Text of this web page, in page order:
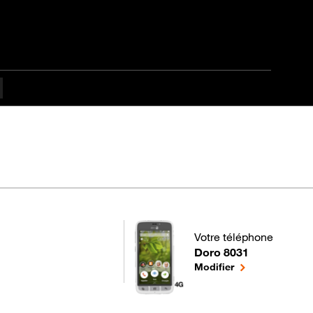
Votre téléphone
Doro 8031
pour votre Doro 8031 ou
Modifierle téléphone